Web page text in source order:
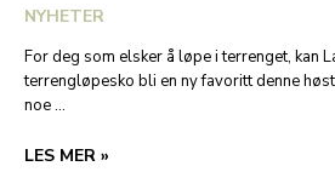
KVINNELIGE
LØPERE
NYHETER
For deg som elsker å løpe i terrenget, kan
terrengløpesko bli en ny favoritt denne
noe …
NYHET
LES MER »